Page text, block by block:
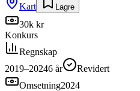
Kart
Lagre
30k kr
Konkurs
Regnskap
2019–20246 år
Revidert
Omsetning2024